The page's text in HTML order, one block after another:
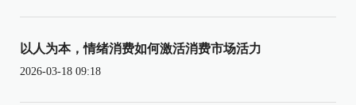
以人为本，情绪消费如何激活消费市场活力
2026-03-18 09:18